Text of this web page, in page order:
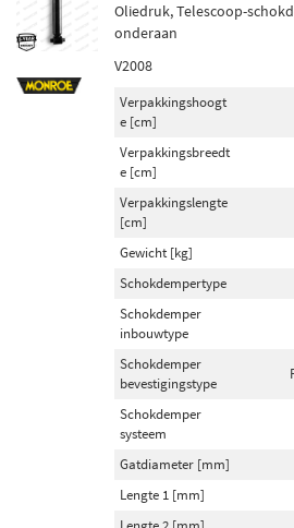
Oliedruk, Telescoop-
onderaan
V2008
Verpakkingshoogt
e [cm]
Verpakkingsbreedt
e [cm]
Verpakkingslengte
[cm]
Gewicht [kg]
Schokdempertype
Schokdemper
inbouwtype
Schokdemper
bevestigingstype
Schokdemper
systeem
Gatdiameter [mm]
Lengte 1 [mm]